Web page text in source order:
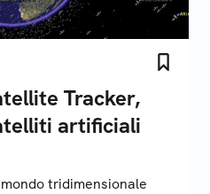
Tracker,
artificiali
tridimensionale